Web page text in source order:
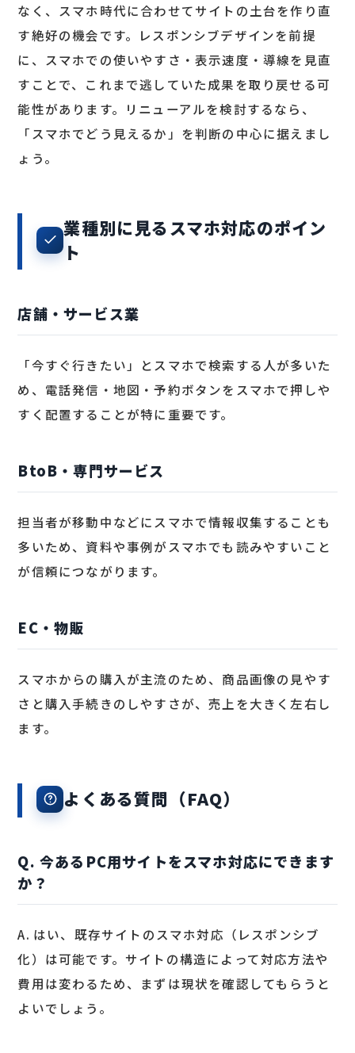
なく、スマホ時代に合わせてサイトの土台を作り直
す絶好の機会です。レスポンシブデザインを前提
に、スマホでの使いやすさ・表示速度・導線を見直
すことで、これまで逃していた成果を取り戻せる可
能性があります。リニューアルを検討するなら、
「スマホでどう見えるか」を判断の中心に据えまし
ょう。
業種別に見るスマホ対応のポイン
ト
店舗・サービス業
「今すぐ行きたい」とスマホで検索する人が多いた
め、電話発信・地図・予約ボタンをスマホで押しや
すく配置することが特に重要です。
BtoB・専門サービス
担当者が移動中などにスマホで情報収集することも
多いため、資料や事例がスマホでも読みやすいこと
が信頼につながります。
EC・物販
スマホからの購入が主流のため、商品画像の見やす
さと購入手続きのしやすさが、売上を大きく左右し
ます。
よくある質問（FAQ）
Q. 今あるPC用サイトをスマホ対応にできます
か？
A. はい、既存サイトのスマホ対応（レスポンシブ
化）は可能です。サイトの構造によって対応方法や
費用は変わるため、まずは現状を確認してもらうと
よいでしょう。